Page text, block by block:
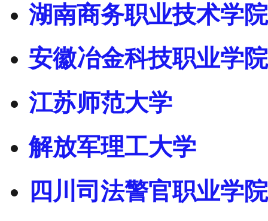
湖南商务职业技术学院
安徽冶金科技职业学院
江苏师范大学
解放军理工大学
四川司法警官职业学院